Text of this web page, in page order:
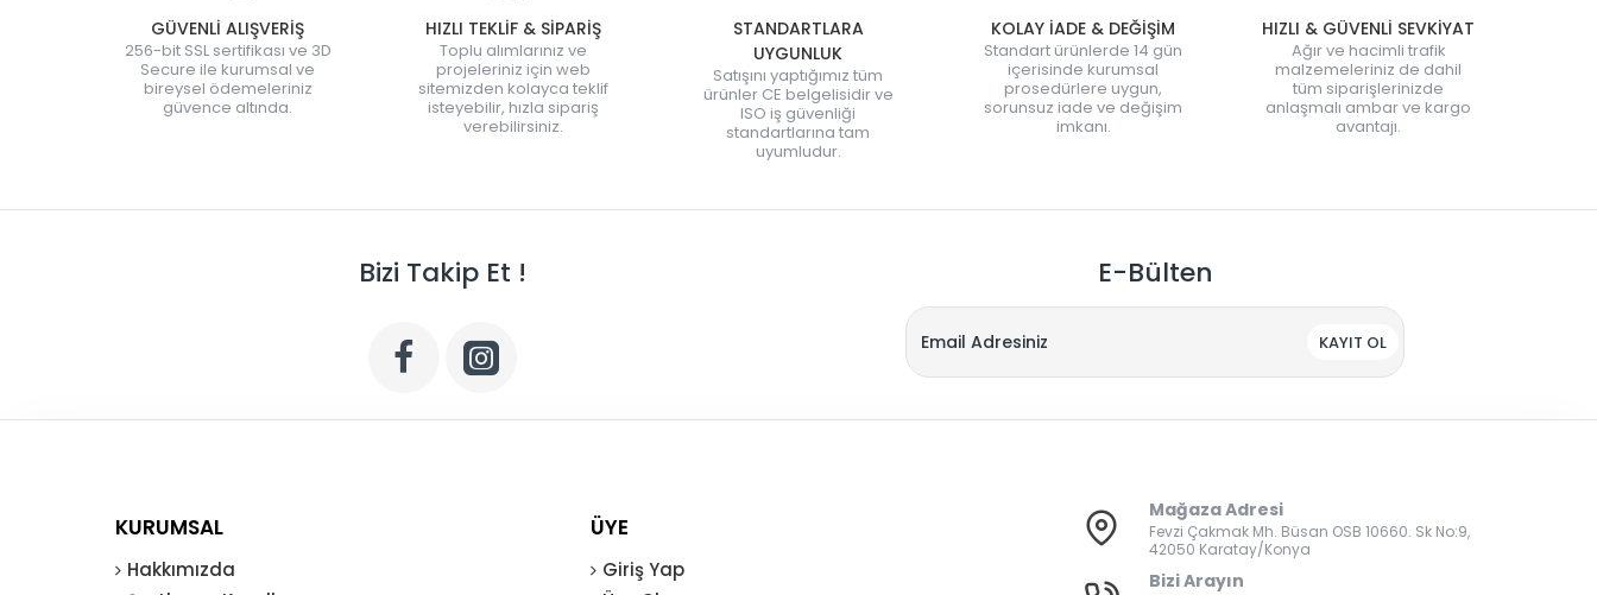
GÜVENLİ ALIŞVERİŞ
256-bit SSL sertifikası ve 3D
Secure ile kurumsal ve
bireysel ödemeleriniz
güvence altında.
HIZLI TEKLİF & SİPARİŞ
Toplu alımlarınız ve
projeleriniz için web
sitemizden kolayca teklif
isteyebilir, hızla sipariş
verebilirsiniz.
STANDARTLARA
UYGUNLUK
Satışını yaptığımız tüm
ürünler CE belgelisidir ve
ISO iş güvenliği
standartlarına tam
uyumludur.
KOLAY İADE & DEĞİŞİM
Standart ürünlerde 14 gün
içerisinde kurumsal
prosedürlere uygun,
sorunsuz iade ve değişim
imkanı.
HIZLI & GÜVENLİ SEVKİYAT
Ağır ve hacimli trafik
malzemeleriniz de dahil
tüm siparişlerinizde
anlaşmalı ambar ve kargo
avantajı.
Bizi Takip Et ! E-Bülten
KAYIT OL
KURUMSAL
Hakkımızda
ÜYE
Giriş Yap
Mağaza Adresi
Fevzi Çakmak Mh. Büsan OSB 10660. Sk No:9,
42050 Karatay/Konya
Bizi Arayın